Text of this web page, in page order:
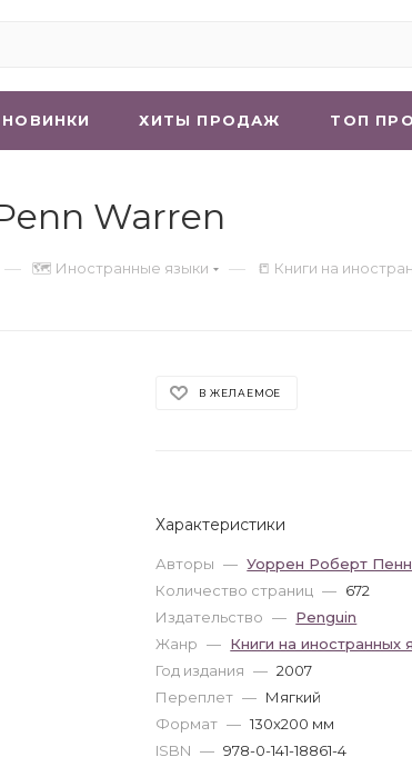
НОВИНКИ ХИТЫ ПРОДАЖ ТОП
Warren
— 🗺 Иностранные языки — 📒 Книги на
В ЖЕЛАЕМОЕ
Характеристики
Авторы — Уоррен Роберт Пенн
Количество страниц — 672
Издательство — Penguin
Жанр — Книги на иностранных
Год издания — 2007
Переплет — Мягкий
Формат — 130x200 мм
ISBN — 978-0-141-18861-4